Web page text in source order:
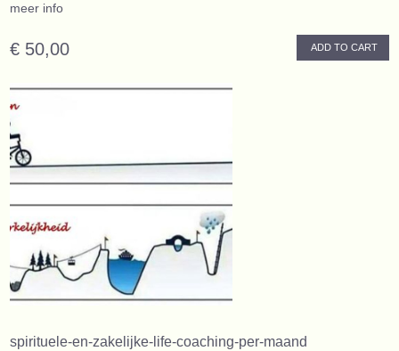
meer info
€ 50,00 ADD TO CART
spirituele-en-zakelijke-life-coaching-per-maand